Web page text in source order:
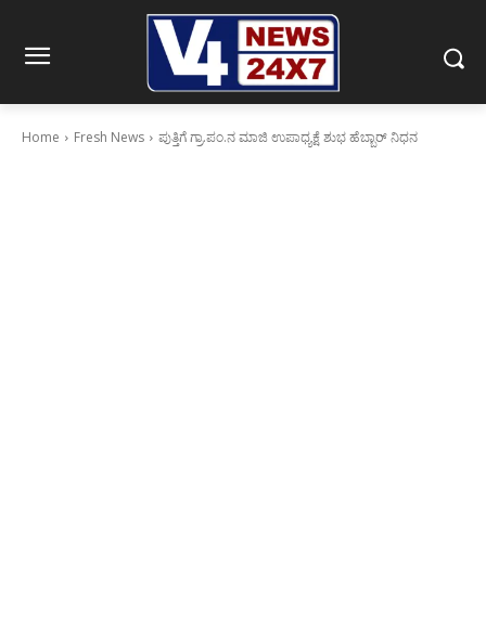
Home Fresh News ಪುತ್ತಿಗೆ ಗ್ರಾ.ಪಂ.ನ ಮಾಜಿ ಉಪಾಧ್ಯಕ್ಷೆ ಶುಭ ಹೆಬ್ಬಾರ್ ನಿಧನ